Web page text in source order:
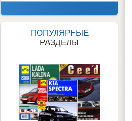
ПОПУЛЯРНЫЕ
РАЗДЕЛЫ